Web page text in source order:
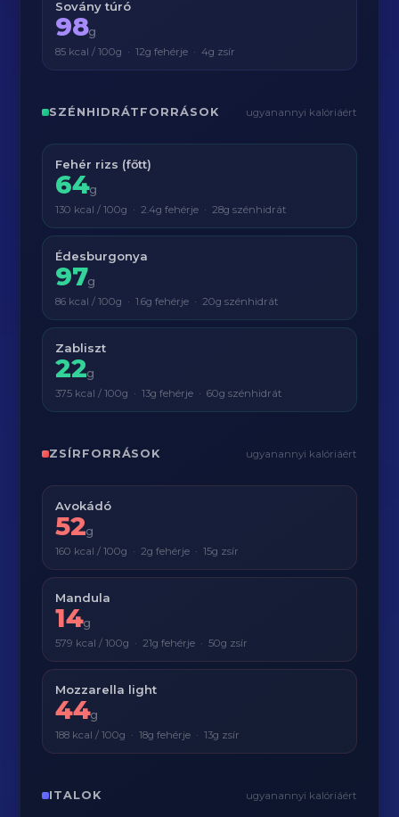
Sovány túró
98g
85 kcal / 100g · 12g fehérje · 4g zsír
SZÉNHIDRÁTFORRÁSOK ugyanannyi kalóriáért
Fehér rizs (főtt)
64g
130 kcal / 100g · 2.4g fehérje · 28g szénhidrát
Édesburgonya
97g
86 kcal / 100g · 1.6g fehérje · 20g szénhidrát
Zabliszt
22g
375 kcal / 100g · 13g fehérje · 60g szénhidrát
ZSÍRFORRÁSOK ugyanannyi kalóriáért
Avokádó
52g
160 kcal / 100g · 2g fehérje · 15g zsír
Mandula
14g
579 kcal / 100g · 21g fehérje · 50g zsír
Mozzarella light
44g
188 kcal / 100g · 18g fehérje · 13g zsír
ITALOK ugyanannyi kalóriáért